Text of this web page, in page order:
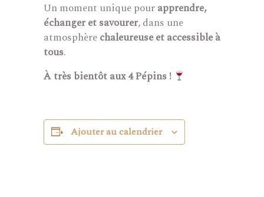
Un moment unique pourapprendre,
échanger et savourer, dans une
atmosphèrechaleureuse et accessible à
tous.
À très bientôt aux 4 Pépins !
Ajouter au calendrier